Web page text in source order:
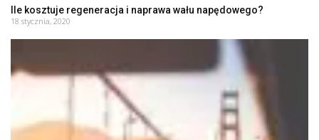
Ile kosztuje regeneracja i naprawa wału napędowego?
18 stycznia, 2020